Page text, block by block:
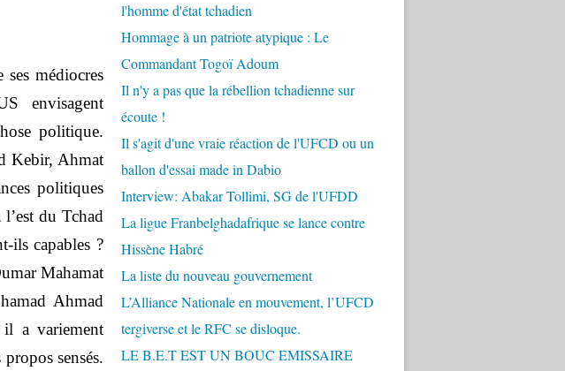
médiocres
envisagent
politique.
Kebir, Ahmat
politiques
du Tchad
ils capables ?
Mahamat
Ahmad
a variement
sensés.
l'homme d'état tchadien
Hommage à un patriote atypique : Le
Commandant Togoï Adoum
Il n'y a pas que la rébellion tchadienne sur
écoute !
Il s'agit d'une vraie réaction de l'UFCD ou un
ballon d'essai made in Dabio
Interview: Abakar Tollimi, SG de l'UFDD
La ligue Franbelghadafrique se lance contre
Hissène Habré
La liste du nouveau gouvernement
L’Alliance Nationale en mouvement, l’UFCD
tergiverse et le RFC se disloque.
LE B.E.T EST UN BOUC EMISSAIRE